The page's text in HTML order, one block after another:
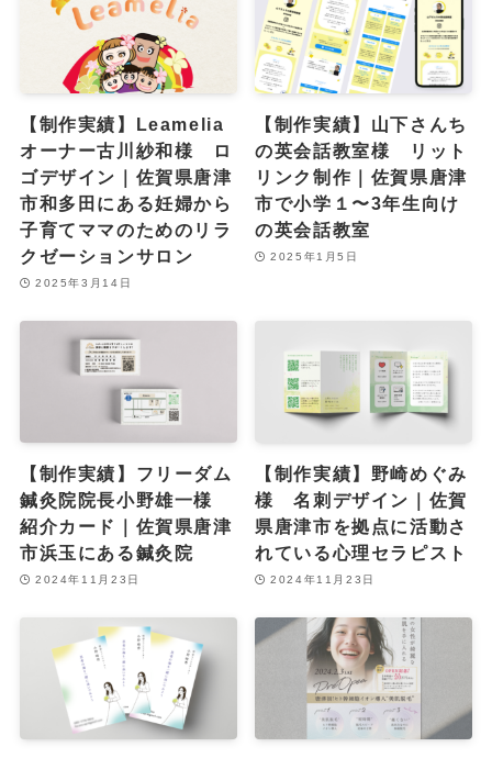
【制作実績】Leamelia
オーナー古川紗和様 ロ
ゴデザイン｜佐賀県唐津
市和多田にある妊婦から
子育てママのためのリラ
クゼーションサロン
2025年3月14日
【制作実績】山下さんち
の英会話教室様 リット
リンク制作｜佐賀県唐津
市で小学１〜3年生向け
の英会話教室
2025年1月5日
【制作実績】フリーダム
鍼灸院院長小野雄一様
紹介カード｜佐賀県唐津
市浜玉にある鍼灸院
2024年11月23日
【制作実績】野崎めぐみ
様 名刺デザイン｜佐賀
県唐津市を拠点に活動さ
れている心理セラピスト
2024年11月23日